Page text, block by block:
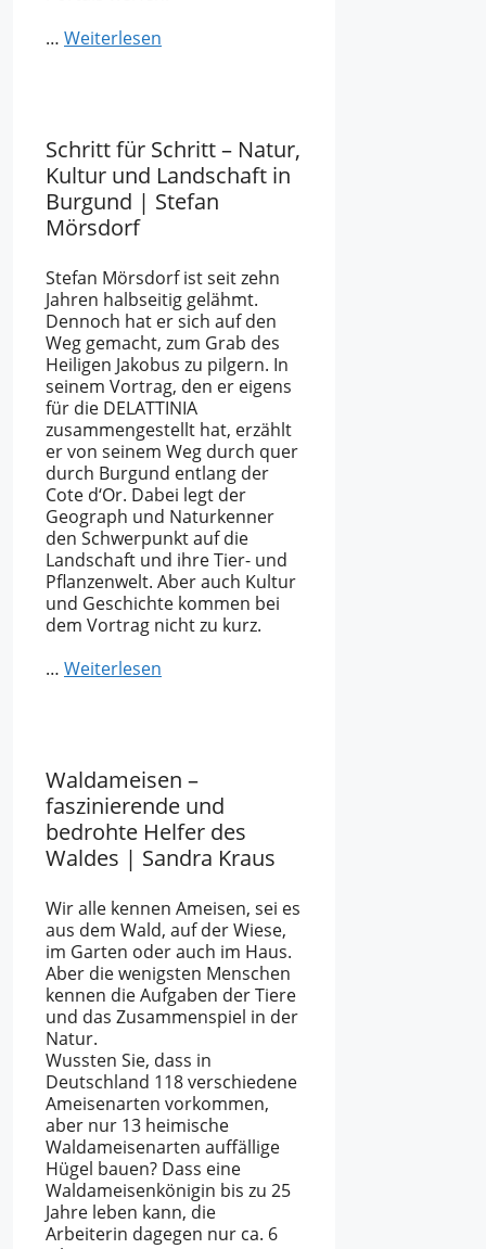
… Weiterlesen
Schritt für Schritt – Natur,
Kultur und Landschaft in
Burgund | Stefan
Mörsdorf
Stefan Mörsdorf ist seit zehn
Jahren halbseitig gelähmt.
Dennoch hat er sich auf den
Weg gemacht, zum Grab des
Heiligen Jakobus zu pilgern. In
seinem Vortrag, den er eigens
für die DELATTINIA
zusammengestellt hat, erzählt
er von seinem Weg durch quer
durch Burgund entlang der
Cote d‘Or. Dabei legt der
Geograph und Naturkenner
den Schwerpunkt auf die
Landschaft und ihre Tier- und
Pflanzenwelt. Aber auch Kultur
und Geschichte kommen bei
dem Vortrag nicht zu kurz.
… Weiterlesen
Waldameisen –
faszinierende und
bedrohte Helfer des
Waldes | Sandra Kraus
Wir alle kennen Ameisen, sei es
aus dem Wald, auf der Wiese,
im Garten oder auch im Haus.
Aber die wenigsten Menschen
kennen die Aufgaben der Tiere
und das Zusammenspiel in der
Natur.
Wussten Sie, dass in
Deutschland 118 verschiedene
Ameisenarten vorkommen,
aber nur 13 heimische
Waldameisenarten auffällige
Hügel bauen? Dass eine
Waldameisenkönigin bis zu 25
Jahre leben kann, die
Arbeiterin dagegen nur ca. 6